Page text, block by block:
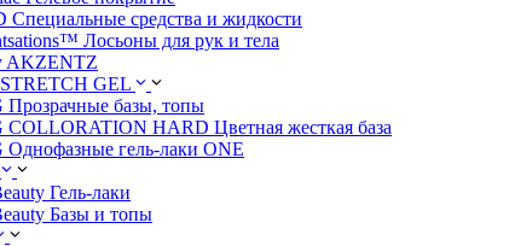
Специальные средства и жидкости
Лосьоны для рук и тела
AKZENTZ
GEL
Прозрачные базы, топы
COLLORATION HARD Цветная жесткая база
Однофазные гель-лаки ONE
Гель-лаки
Базы и топы